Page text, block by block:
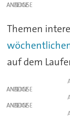
ANZEIGE
Themen
auf dem
ANZEIGE
ANZEIGE